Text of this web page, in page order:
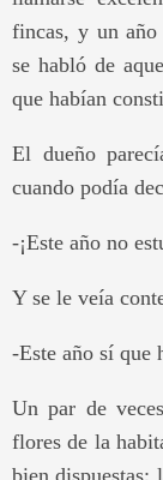
fincas, y un año
se habló de
que habían
El dueño
cuando podía
-¡Este año no
Y se le veía
-Este año sí que
Un par de
flores de la
bien dispuestas;